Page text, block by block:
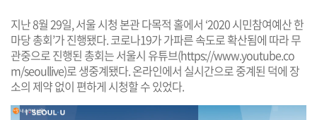
포
털 R
L
복
사
유
하
기
크
게
변
경
하
작
게
변
경
하
지난 8월 29일, 서울 시청 본관 다목적 홀에서 ‘2020 시민참여예산 한
마당 총회’가 진행됐다. 코로나19가 가파른 속도로 확산됨에 따라 무
관중으로 진행된 총회는 서울시 유튜브(https://www.youtube.co
m/seoullive)로 생중계됐다. 온라인에서 실시간으로 중계된 덕에 장
소의 제약 없이 편하게 시청할 수 있었다.